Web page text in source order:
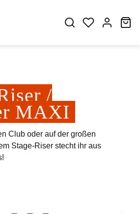
/
MAXI
Club oder auf der großen
Stage-Riser stecht ihr aus